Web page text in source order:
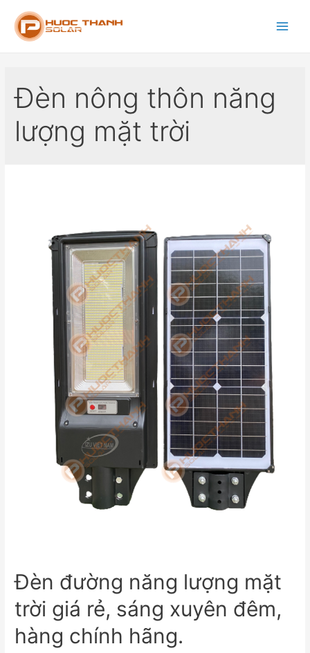
Đèn nông thôn năng
lượng mặt trời
Đèn đường năng lượng mặt
trời giá rẻ, sáng xuyên đêm,
hàng chính hãng.